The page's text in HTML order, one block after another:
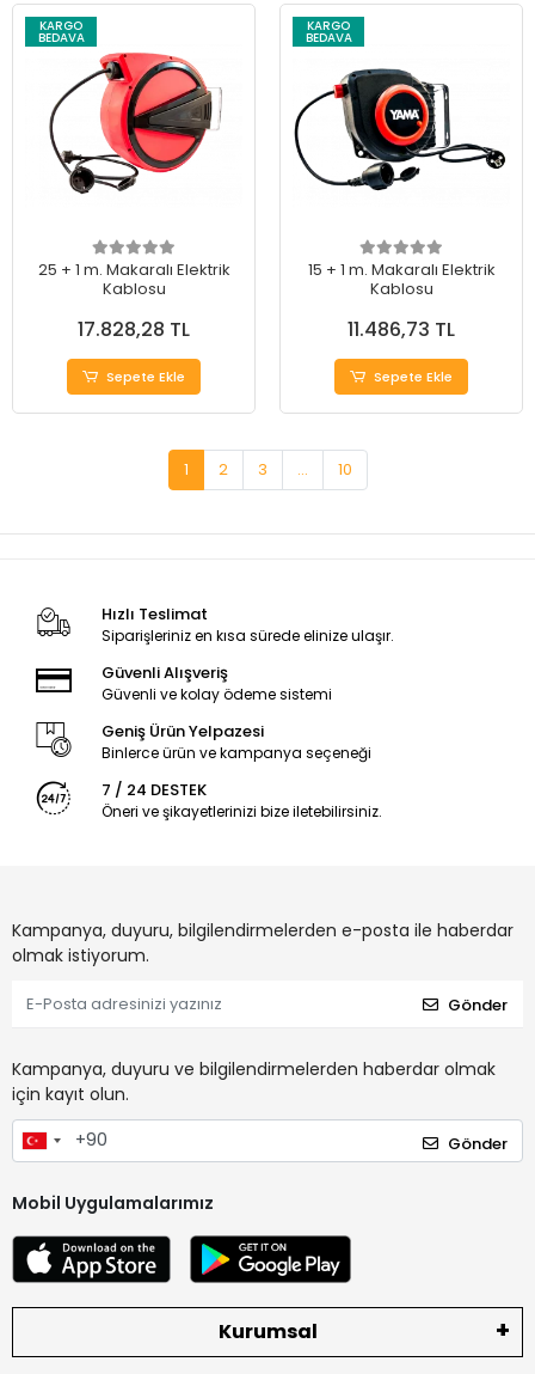
KARGO
BEDAVA
25 + 1 m. Makaralı Elektrik
Kablosu
17.828,28 TL
Sepete Ekle
KARGO
BEDAVA
15 + 1 m. Makaralı Elektrik
Kablosu
11.486,73 TL
Sepete Ekle
1 2 3 ... 10
Hızlı Teslimat
Siparişleriniz en kısa sürede elinize ulaşır.
Güvenli Alışveriş
Güvenli ve kolay ödeme sistemi
Geniş Ürün Yelpazesi
Binlerce ürün ve kampanya seçeneği
7 / 24 DESTEK
Öneri ve şikayetlerinizi bize iletebilirsiniz.
Kampanya, duyuru, bilgilendirmelerden e-posta ile haberdar
olmak istiyorum.
Gönder
Kampanya, duyuru ve bilgilendirmelerden haberdar olmak
için kayıt olun.
Gönder
Mobil Uygulamalarımız
Kurumsal